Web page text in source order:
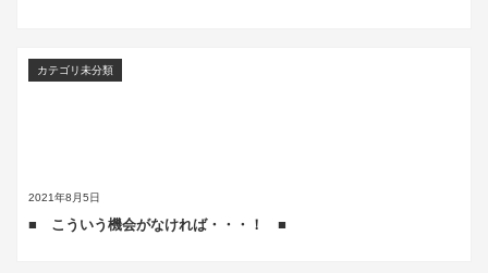
2021年8月5日
カテゴリ未分類
■ こういう機会がなければ・・・！ ■